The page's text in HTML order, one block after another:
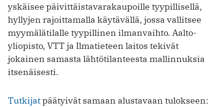
yskäisee päivittäistavarakaupoille tyypillisellä,
hyllyjen rajoittamalla käytävällä, jossa vallitsee
myymälätilalle tyypillinen ilmanvaihto. Aalto-
yliopisto, VTT ja Ilmatieteen laitos tekivät
jokainen samasta lähtötilanteesta mallinnuksia
itsenäisesti.
Tutkijatpäätyivät samaan alustavaan tulokseen: